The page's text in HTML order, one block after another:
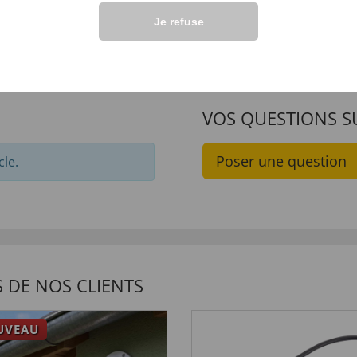
VOS QUESTIONS
Poser une question
DE NOS CLIENTS
Je refuse